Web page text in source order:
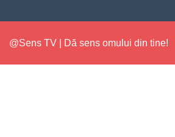
@Sens TV | Dă sens omului din tine!